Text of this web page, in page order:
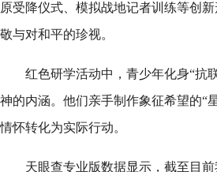
原受降仪式、模拟战地记者训练等创
敬与对和平的珍视。
红色研学活动中，青少年化身“抗
神的内涵。他们亲手制作象征希望的“
情怀转化为实际行动。
天眼查专业版数据显示，截至目